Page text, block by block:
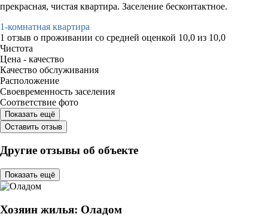
прекрасная, чистая квартира. Заселение бесконтактное.
1-комнатная квартира
1 отзыв о проживании со средней оценкой 10,0 из 10,0
Чистота
Цена - качество
Качество обслуживания
Расположение
Своевременность заселения
Соответствие фото
Показать ещё
Оставить отзыв
Другие отзывы об объекте
Показать ещё
Хозяин жилья: Оладом